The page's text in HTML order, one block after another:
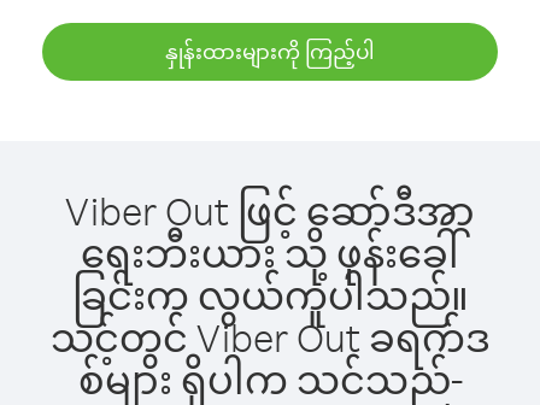
နှုန်းထားများကို ကြည့်ပါ
Viber Out ဖြင့် ဆော်ဒီအာ
ရေးဘီးယား သို့ ဖုန်းခေါ်
ခြင်းက လွယ်ကူပါသည်။
သင့်တွင် Viber Out ခရက်ဒ
စ်များ ရှိပါက သင်သည်-